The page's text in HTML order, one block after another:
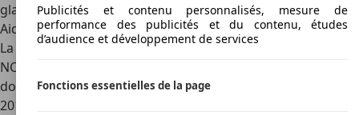
glace dans le couvercle du réservoir.
Aide à la conduite et sécurité
La Skoda Rapid a reçu le maximum : 5 étoiles de l'Euro
NCAP, avec de bons résultats dans pratiquement tous les
domaines. Toutefois, il s'agit d'un classement datant de
2012 ; les normes actuelles sont beaucoup plus strictes.
Publicités et contenu personnalisés, mesure de
performance des publicités et du contenu, études
d’audience et développement de services
Fonctions essentielles de la page